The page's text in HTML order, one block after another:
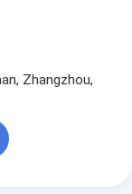
Zhangzhou,